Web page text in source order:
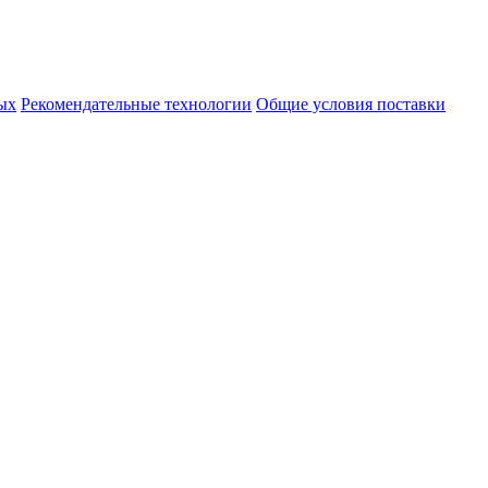
Рекомендательные технологии Общие условия поставки